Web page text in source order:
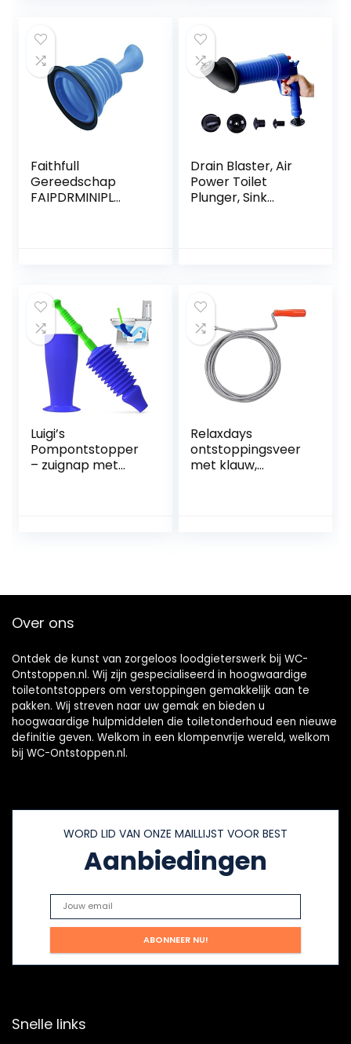
badkamers te
ontstoppen.
badkuip, wastafel,
douche, bad
Faithfull
Gereedschap
FAIPDRMINIPL
Drain Blaster, Air
Power Toilet
Plunger, Sink
toilet, wastafel,
vloerafvoer,
verstopte buis in
de keuken
Luigi’s
Pompontstopper
– zuignap met
Relaxdays
ontstoppingsveer
met klauw,
Over ons
Ontdek de kunst van zorgeloos loodgieterswerk bij WC-
Ontstoppen.nl. Wij zijn gespecialiseerd in hoogwaardige
toiletontstoppers om verstoppingen gemakkelijk aan te
pakken. Wij streven naar uw gemak en bieden u
hoogwaardige hulpmiddelen die toiletonderhoud een nieuwe
definitie geven. Welkom in een klompenvrije wereld, welkom
bij WC-Ontstoppen.nl.
WORD LID VAN ONZE MAILLIJST VOOR BEST
Aanbiedingen
Snelle links